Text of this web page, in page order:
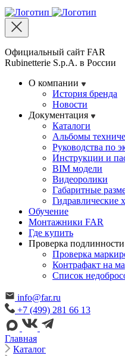
Официальный сайт FAR
Rubinetterie S.p.A. в России
О компании
История бренда
Новости
Документация
Каталоги
Альбомы
Руководства по
Инструкции и
BIM модели
Видеоролики
Габаритные
Гидравлические
Обучение
Монтажники FAR
Где купить
Проверка подлинности
Проверка
Контрафакт на
Cписок
info@far.ru
+7 (499) 281 66 13
Главная
Каталог